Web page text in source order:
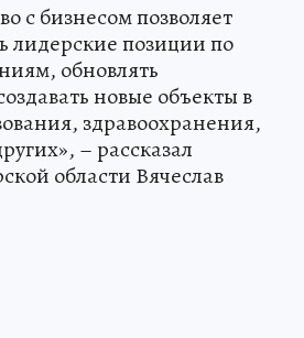
с бизнесом позволяет
лидерские позиции по
обновлять
новые объекты в
здравоохранения,
– рассказал
области Вячеслав